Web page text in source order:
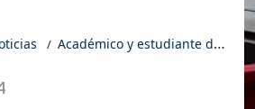
Académico y estudiante de la Facultad de Ingeniería participaron en prestigiosa conferencia mundial en el campo de la inteligencia artificial